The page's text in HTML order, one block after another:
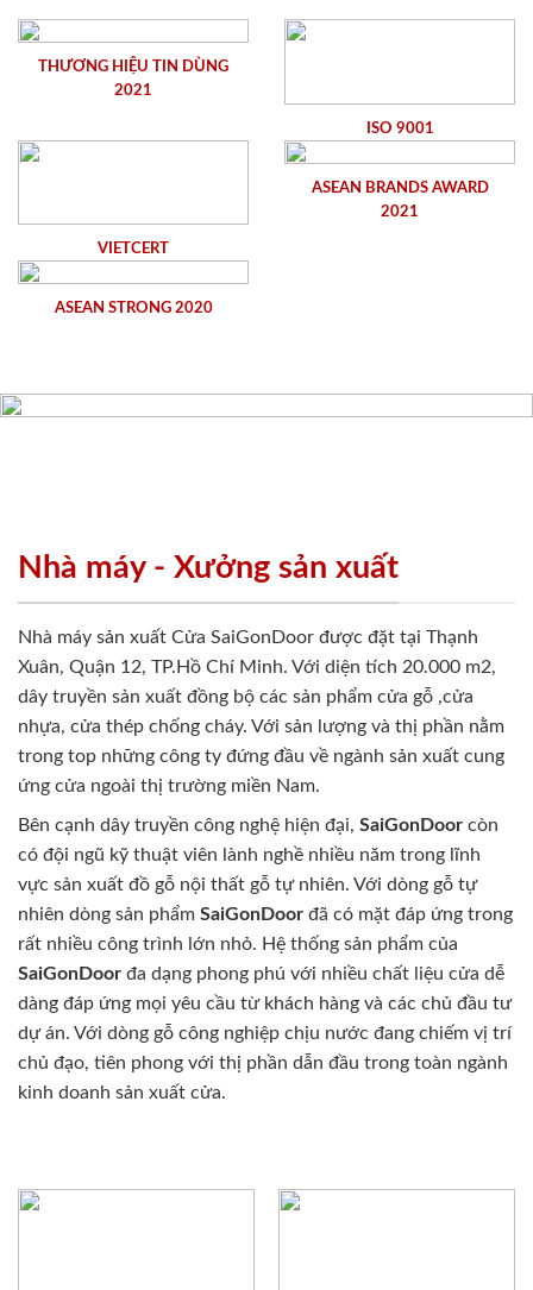
THƯƠNG HIỆU TIN DÙNG
2021
ISO 9001
VIETCERT
ASEAN BRANDS AWARD
2021
ASEAN STRONG 2020
Nhà máy - Xưởng sản xuất
Nhà máy sản xuất Cửa SaiGonDoor được đặt tại Thạnh
Xuân, Quận 12, TP.Hồ Chí Minh. Với diện tích 20.000 m2,
dây truyền sản xuất đồng bộ các sản phẩm cửa gỗ ,cửa
nhựa, cửa thép chống cháy. Với sản lượng và thị phần nằm
trong top những công ty đứng đầu về ngành sản xuất cung
ứng cửa ngoài thị trường miền Nam.
Bên cạnh dây truyền công nghệ hiện đại, SaiGonDoor còn
có đội ngũ kỹ thuật viên lành nghề nhiều năm trong lĩnh
vực sản xuất đồ gỗ nội thất gỗ tự nhiên. Với dòng gỗ tự
nhiên dòng sản phẩm SaiGonDoor đã có mặt đáp ứng trong
rất nhiều công trình lớn nhỏ. Hệ thống sản phẩm của
SaiGonDoor đa dạng phong phú với nhiều chất liệu cửa dễ
dàng đáp ứng mọi yêu cầu từ khách hàng và các chủ đầu tư
dự án. Với dòng gỗ công nghiệp chịu nước đang chiếm vị trí
chủ đạo, tiên phong với thị phần dẫn đầu trong toàn ngành
kinh doanh sản xuất cửa.